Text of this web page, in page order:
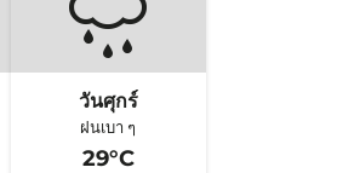
วันศุกร์
ฝนเบา ๆ
29°C